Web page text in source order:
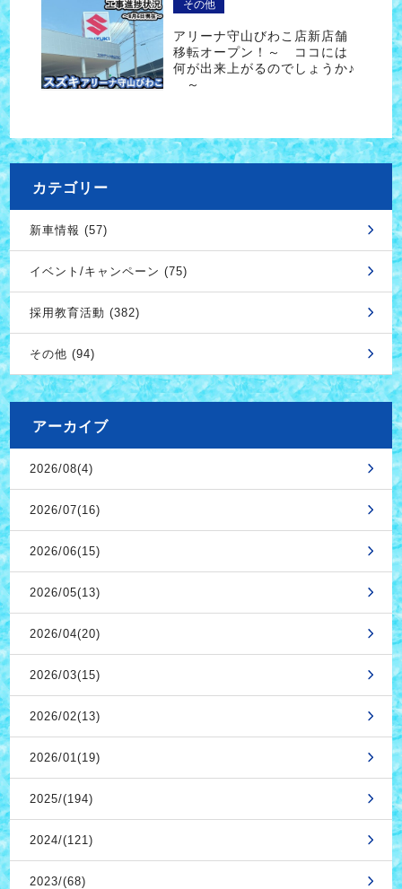
その他
アリーナ守山びわこ店新店舗
移転オープン！～ ココには
何が出来上がるのでしょうか♪
～
カテゴリー
新車情報 (57)
イベント/キャンペーン (75)
採用教育活動 (382)
その他 (94)
アーカイブ
2026/08(4)
2026/07(16)
2026/06(15)
2026/05(13)
2026/04(20)
2026/03(15)
2026/02(13)
2026/01(19)
2025/(194)
2024/(121)
2023/(68)